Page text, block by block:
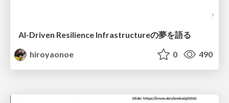
AI-Driven Resilience Infrastructureの夢を語る
hiroyaonoe
0 490